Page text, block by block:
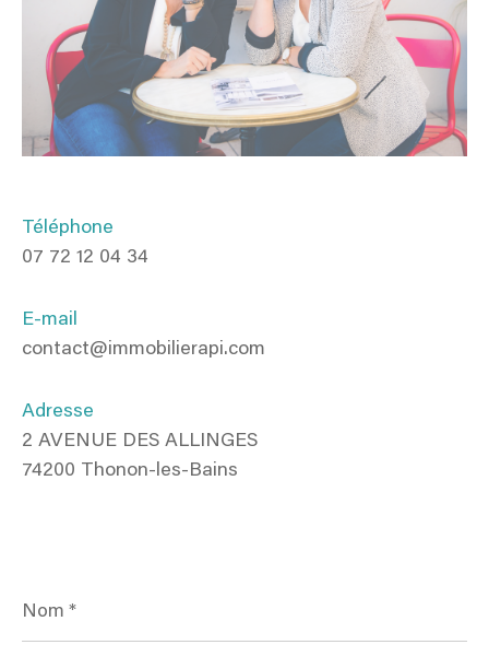
Téléphone
07 72 12 04 34
E-mail
contact@immobilierapi.com
Adresse
2 AVENUE DES ALLINGES
74200 Thonon-les-Bains
*